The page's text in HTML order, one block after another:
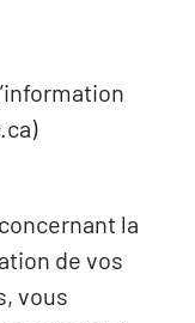
la
de vos
vous